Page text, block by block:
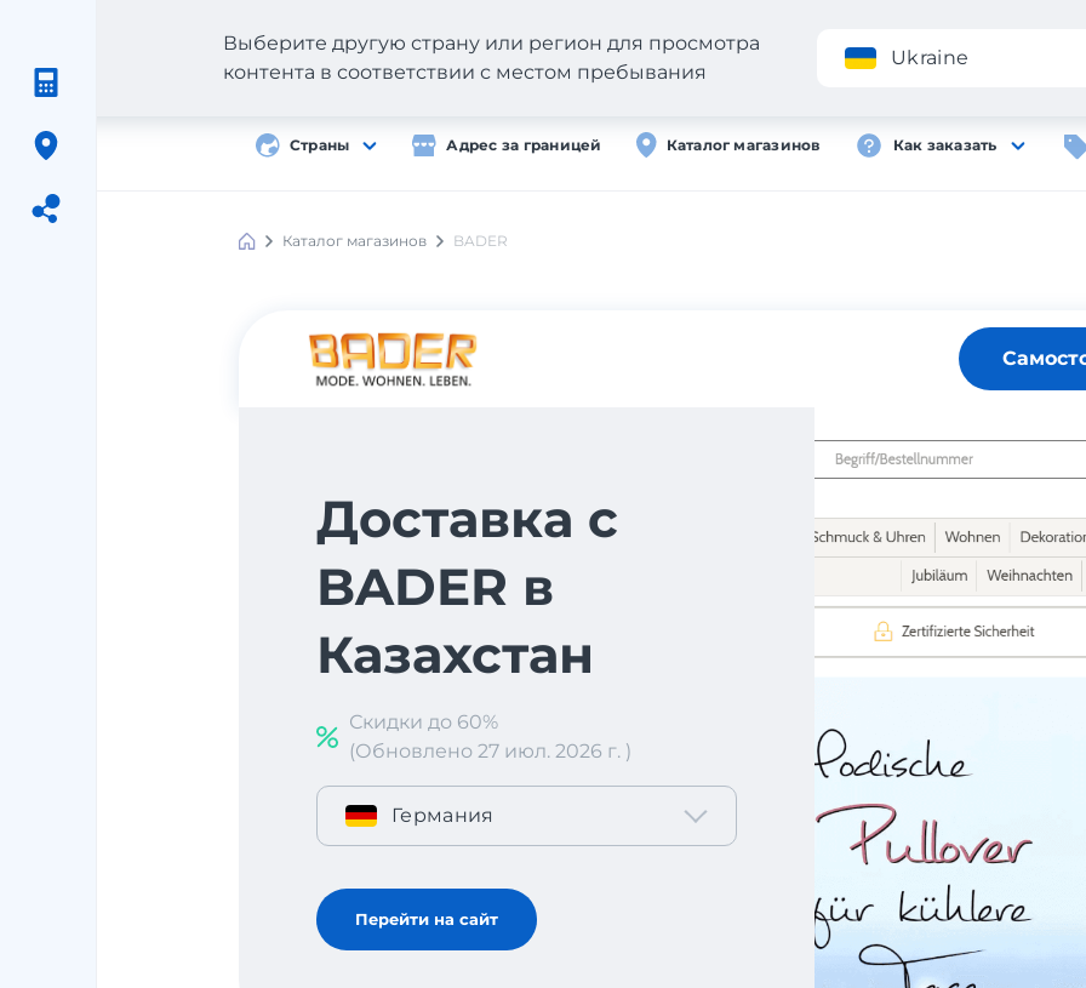
Страны Адрес за границей Каталог магазинов Как заказать
Выберите другую страну или регион для просмотра
контента в соответствии с местом пребывания
Ukraine
Meest
Каталог магазинов BADER
Доставка с
BADER в
Казахстан
Скидки до 60%
(Обновлено 27 июл. 2026 г. )
Германия
Перейти на сайт